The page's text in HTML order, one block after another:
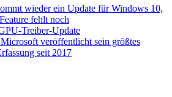
wieder ein Update für Windows 10,
fehlt noch
Treiber-Update
veröffentlicht sein größtes
seit 2017